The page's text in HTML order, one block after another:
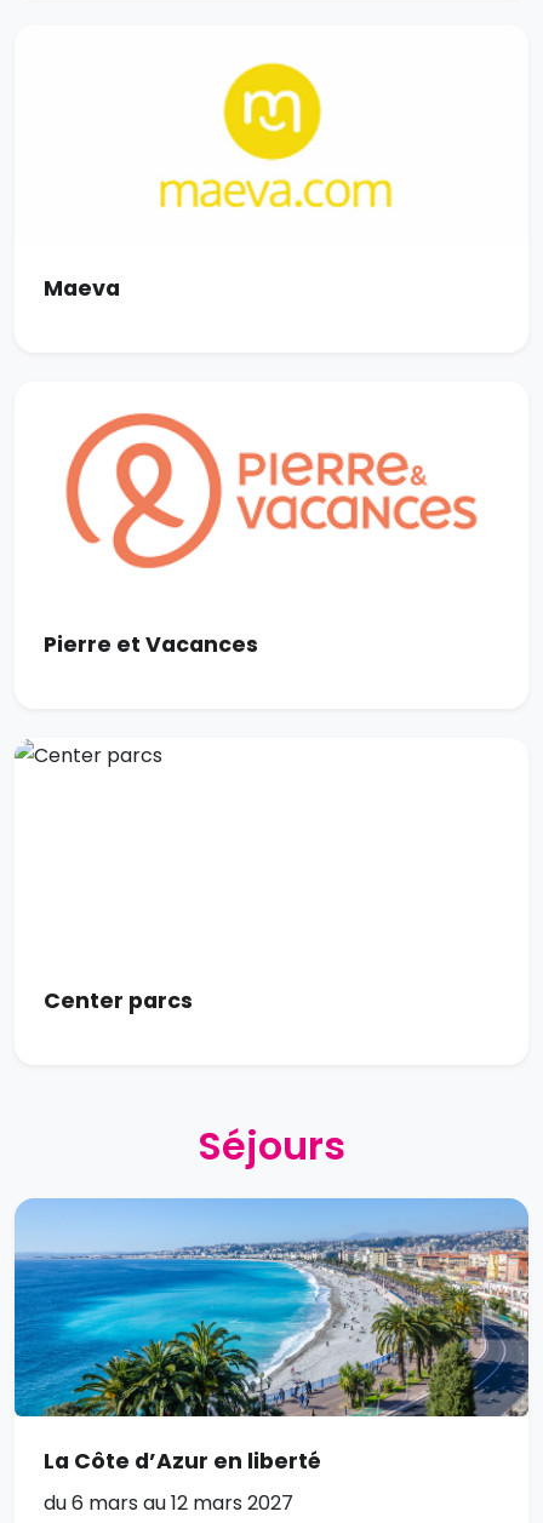
Maeva
Pierre et Vacances
Center parcs
Séjours
La Côte d’Azur en liberté
du 6 mars au 12 mars 2027